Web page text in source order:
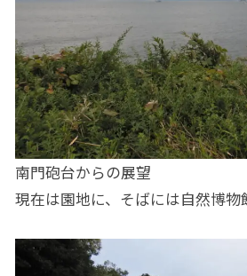
南門砲台からの展望
現在は園地に、そばには自然博物